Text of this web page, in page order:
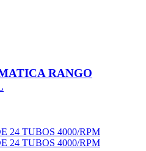
RANGO